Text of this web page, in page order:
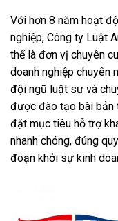
Với hơn 8 năm hoạt
nghiệp, Công ty Luật
thế là đơn vị chuyên
doanh nghiệp chuyên
đội ngũ luật sư và
được đào tạo bài bản
đặt mục tiêu hỗ trợ
nhanh chóng, đúng
đoạn khởi sự kinh